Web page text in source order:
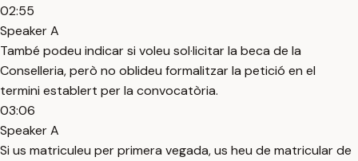
02:55
Speaker A
També podeu indicar si voleu sol·licitar la beca de la
Conselleria, però no oblideu formalitzar la petició en el
termini establert per la convocatòria.
03:06
Speaker A
Si us matriculeu per primera vegada, us heu de matricular de